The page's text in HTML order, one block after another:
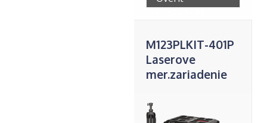
telefonicky
M123PLKIT-401P
Laserove
mer.zariadenie